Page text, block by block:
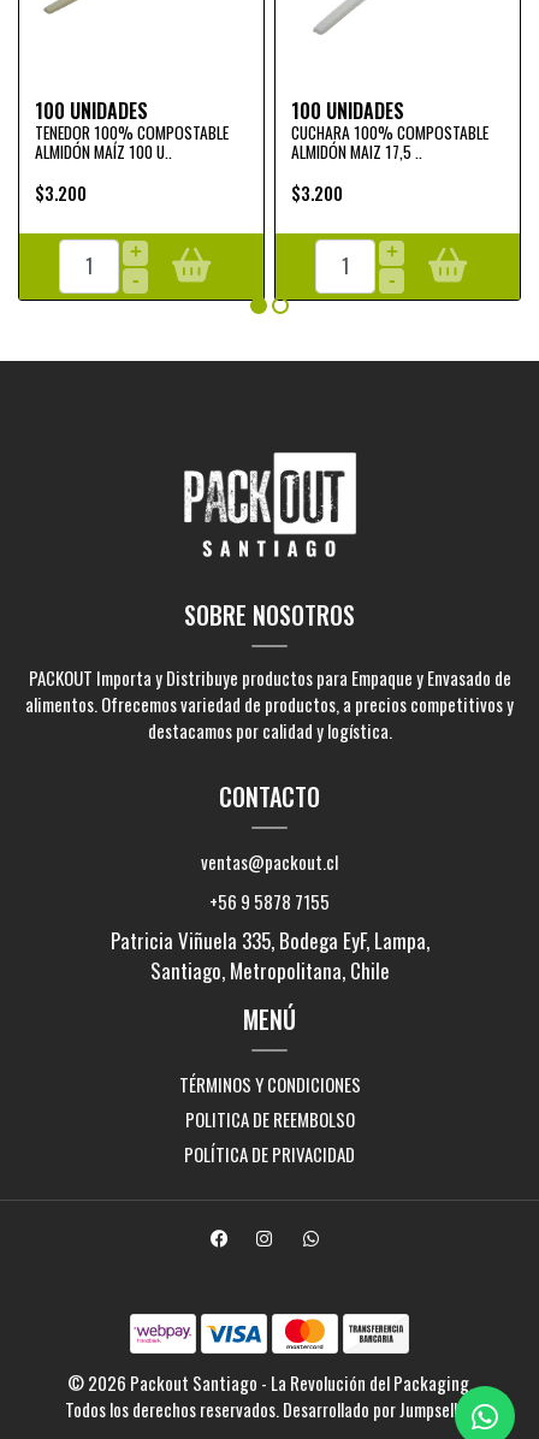
100 UNIDADES
TENEDOR 100% COMPOSTABLE
ALMIDÓN MAÍZ 100 U..
$3.200
+
-
100 UNIDADES
CUCHARA 100% COMPOSTABLE
ALMIDÓN MAIZ 17,5 ..
$3.200
+
-
SOBRE NOSOTROS
PACKOUT Importa y Distribuye productos para Empaque y Envasado de
alimentos. Ofrecemos variedad de productos, a precios competitivos y
destacamos por calidad y logística.
CONTACTO
ventas@packout.cl
+56 9 5878 7155
Patricia Viñuela 335, Bodega EyF, Lampa,
Santiago, Metropolitana, Chile
MENÚ
TÉRMINOS Y CONDICIONES
POLITICA DE REEMBOLSO
POLÍTICA DE PRIVACIDAD
© 2026 Packout Santiago - La Revolución del Packaging.
Todos los derechos reservados.Desarrollado por Jumpseller .